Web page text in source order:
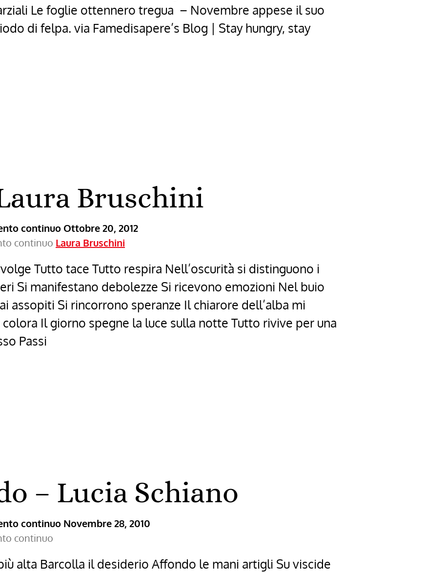
Le foglie ottennero tregua – Novembre appese il suo
di felpa. via Famedisapere’s Blog | Stay hungry, stay
Bruschini
continuo Ottobre 20, 2012
continuo Laura Bruschini
Tutto tace Tutto respira Nell’oscurità si distinguono i
Si manifestano debolezze Si ricevono emozioni Nel buio
assopiti Si rincorrono speranze Il chiarore dell’alba mi
Il giorno spegne la luce sulla notte Tutto rivive per una
Passi
– Lucia Schiano
continuo Novembre 28, 2010
continuo
alta Barcolla il desiderio Affondo le mani artigli Su viscide